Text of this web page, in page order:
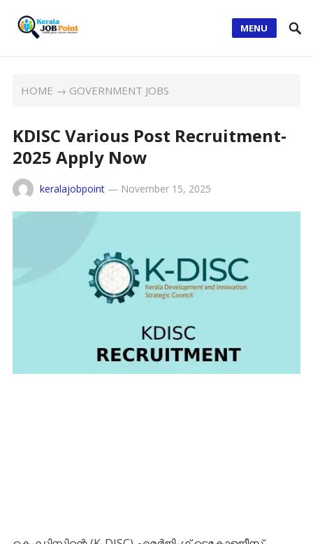
MENU
HOME → GOVERNMENT JOBS
KDISC Various Post Recruitment-
2025 Apply Now
keralajobpoint— November 15, 2025